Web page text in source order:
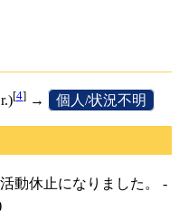
[4] → 個人/状況不明
動休止になりました。 -